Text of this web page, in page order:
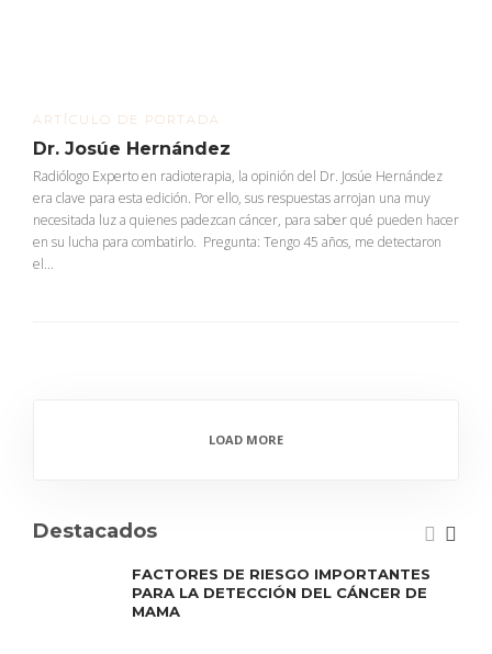
ARTÍCULO DE PORTADA
Dr. Josúe Hernández
Radiólogo Experto en radioterapia, la opinión del Dr. Josúe Hernández
era clave para esta edición. Por ello, sus respuestas arrojan una muy
necesitada luz a quienes padezcan cáncer, para saber qué pueden hacer
en su lucha para combatirlo. Pregunta: Tengo 45 años, me detectaron
el...
LOAD MORE
Destacados
FACTORES DE RIESGO IMPORTANTES
PARA LA DETECCIÓN DEL CÁNCER DE
MAMA